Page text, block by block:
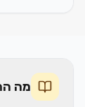
מה